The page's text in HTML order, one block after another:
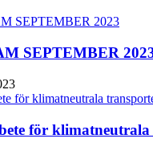
SEPTEMBER
för